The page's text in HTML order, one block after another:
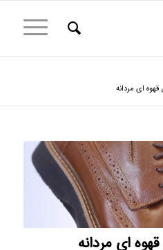
ای مردانه
ای مردانه